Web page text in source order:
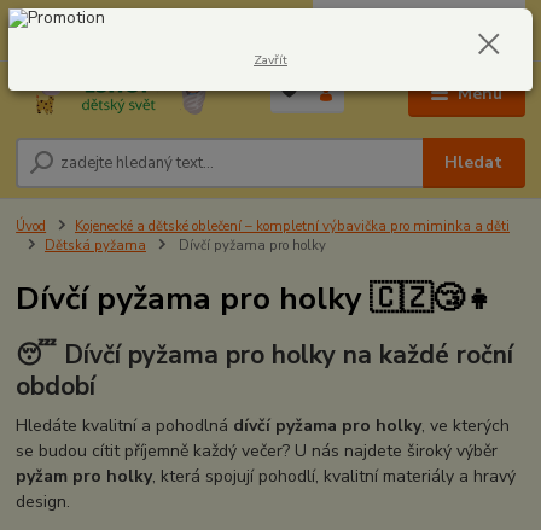
Menu
Hledat
604278943 0,00 Kč
Úvod
Kojenecké a dětské oblečení – kompletní výbavička pro miminka a děti
Dětská pyžama
Dívčí pyžama pro holky
Dívčí pyžama pro holky 🇨🇿😴👧
😴 Dívčí pyžama pro holky na každé roční
období
Hledáte kvalitní a pohodlná dívčí pyžama pro holky, ve kterých
se budou cítit příjemně každý večer? U nás najdete široký výběr
pyžam pro holky, která spojují pohodlí, kvalitní materiály a hravý
design.
Zavřít